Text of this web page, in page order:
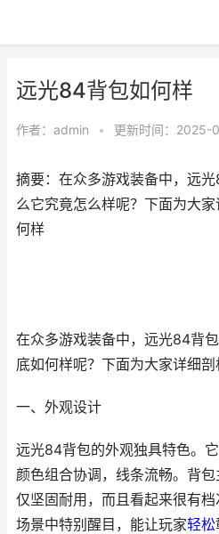
远光84背包如何样
作者： admin • 更新时间：2025-
摘要：在众多游戏装备中，远
么它究竟怎么样呢？下面为大
何样
在众多游戏装备中，远光84背
底如何样呢？下面为大家详细剖
一、外观设计
远光84背包的外观独具特色。
颜色组合协调，线条流畅。背
仅坚固耐用，而且看起来很有
场景中特别醒目，能让玩家轻松